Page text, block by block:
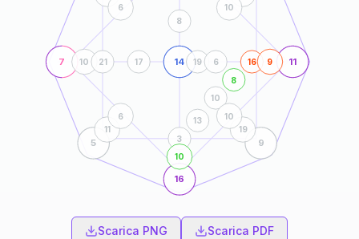
7 11
16
14
5 9
3
13
10
8
16
10 9
10
21 19 6
17
8
6 10
11
6
19
10
Scarica PNG Scarica PDF